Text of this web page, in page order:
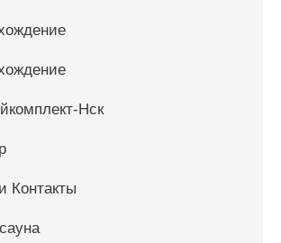
Нск
Контакты